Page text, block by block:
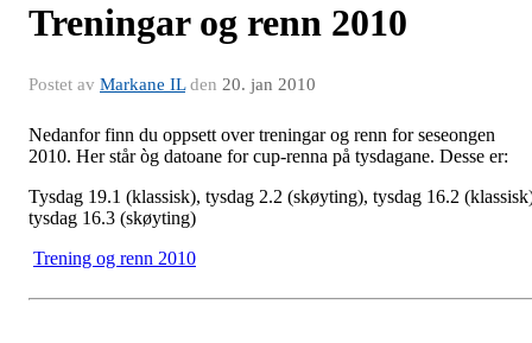
Treningar og renn 2010
Postet av Markane ILden 20. jan 2010
Nedanfor finn du oppsett over treningar og renn for seseongen
2010. Her står òg datoane for cup-renna på tysdagane. Desse er:
Tysdag 19.1 (klassisk), tysdag 2.2 (skøyting), tysdag 16.2
tysdag 16.3 (skøyting)
Trening og renn 2010